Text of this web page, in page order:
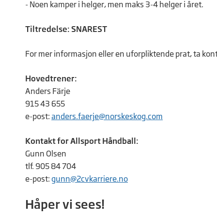
- Noen kamper i helger, men maks 3-4 helger i året.
Tiltredelse: SNAREST
For mer informasjon eller en uforpliktende prat, ta
Hovedtrener:
Anders Färje
915 43 655
e-post: anders.faerje@norskeskog.com
Kontakt for Allsport Håndball:
Gunn Olsen
tlf. 905 84 704
e-post: gunn@2cvkarriere.no
Håper vi sees!